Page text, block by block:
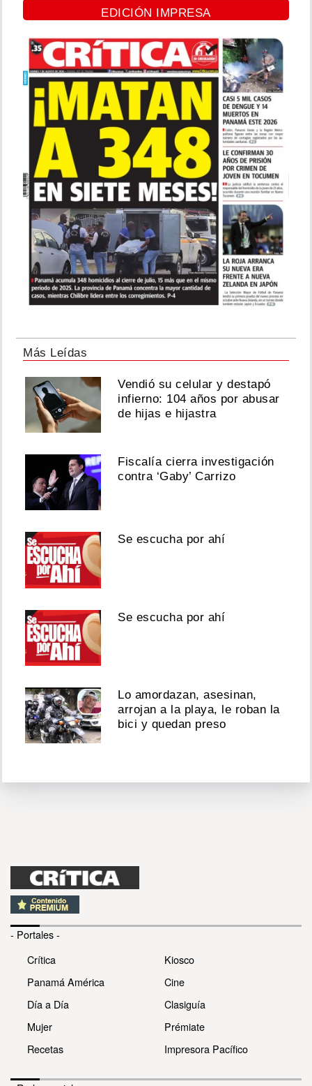
EDICIÓN IMPRESA
Más Leídas
Vendió su celular y destapó
infierno: 104 años por abusar
de hijas e hijastra
Fiscalía cierra investigación
contra ‘Gaby’ Carrizo
Se escucha por ahí
Se escucha por ahí
Lo amordazan, asesinan,
arrojan a la playa, le roban la
bici y quedan preso
- Portales -
Crítica
Panamá América
Día a Día
Mujer
Recetas
Kiosco
Cine
Clasiguía
Prémiate
Impresora Pacífico